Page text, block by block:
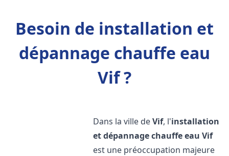
Besoin de installation et
dépannage chauffe eau
Vif ?
Dans la ville deVif, l'installation
et dépannage chauffe eau Vif
est une préoccupation majeure